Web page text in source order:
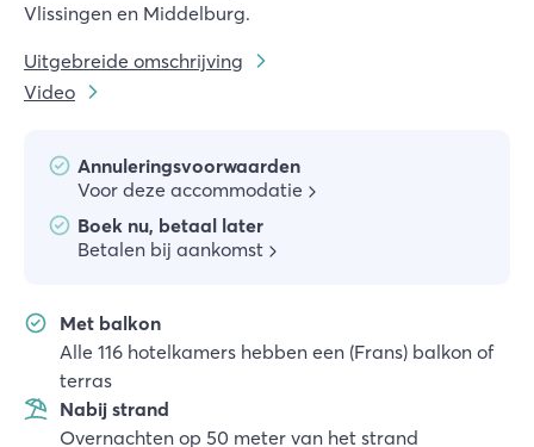
Vlissingen en Middelburg.
Uitgebreide omschrijving
Video
Annuleringsvoorwaarden
Voor deze accommodatie
Boek nu, betaal later
Betalen bij aankomst
Met balkon
Alle 116 hotelkamers hebben een (Frans) balkon of
terras
Nabij strand
Overnachten op 50 meter van het strand